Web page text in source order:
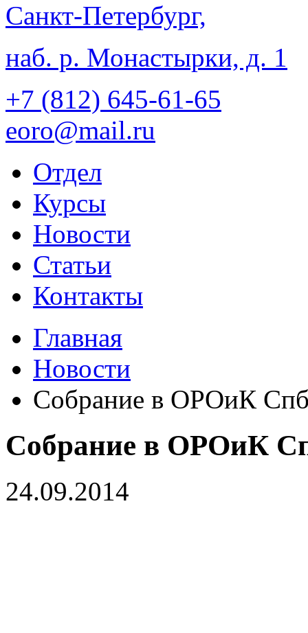
Санкт-Петербург,
наб. р. Монастырки, д. 1
+7 (812) 645-61-65
eoro@mail.ru
Отдел
Курсы
Новости
Статьи
Контакты
Главная
Новости
Собрание в ОРОиК
Собрание в ОРОиК
24.09.2014